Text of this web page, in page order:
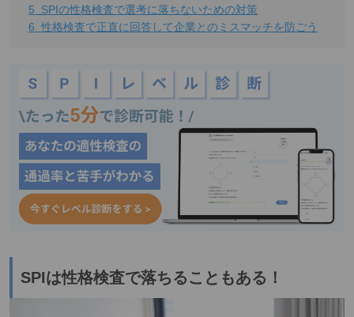
5
SPIの性格検査で選考に落ちないための対策
6 性格検査で正直に回答して企業とのミスマッチを防ごう
SPIは性格検査で落ちることもある！